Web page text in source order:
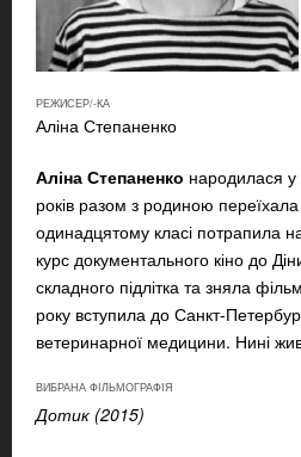
РЕЖИСЕР/-КА
Аліна Степаненко
Аліна Степаненко народилася у
років разом з родиною
одинадцятому класі потрапила
курс документального кіно до
складного підлітка та зняла
року вступила до Санкт-
ветеринарної медицини. Нині
ВИБРАНА ФІЛЬМОГРАФІЯ
Дотик (2015)